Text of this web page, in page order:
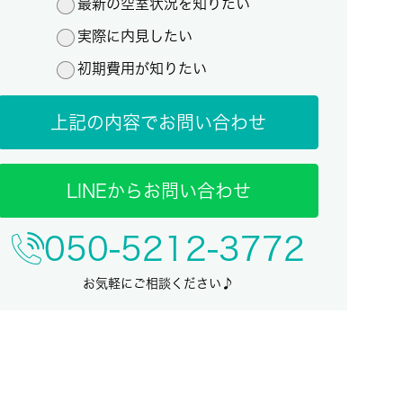
最新の空室状況を知りたい
実際に内見したい
初期費用が知りたい
上記の内容でお問い合わせ
LINEからお問い合わせ
050-5212-3772
お気軽にご相談ください♪